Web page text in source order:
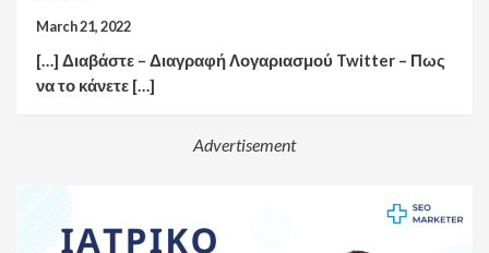
March 21, 2022
[…] Διαβάστε – Διαγραφή Λογαριασμού Twitter – Πως
να το κάνετε […]
Advertisement